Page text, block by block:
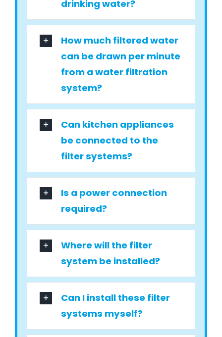
drinking water?
How much filtered water
can be drawn per minute
from a water filtration
system?
Can kitchen appliances
be connected to the
filter systems?
Is a power connection
required?
Where will the filter
system be installed?
Can I install these filter
systems myself?